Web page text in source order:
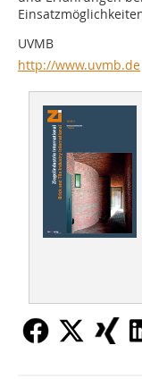
UVMB
http://www.uvmb.de